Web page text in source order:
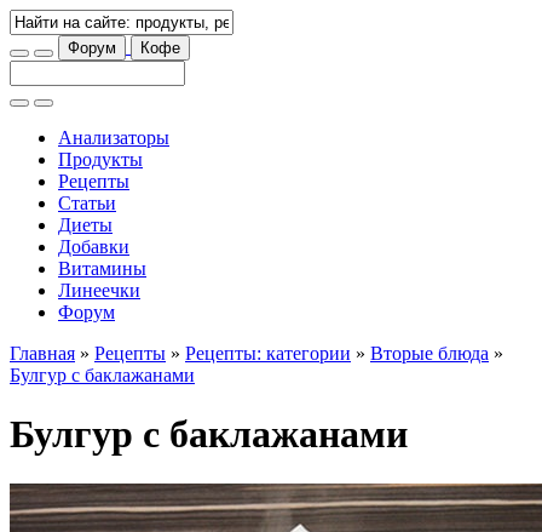
Форум Кофе
Анализаторы
Продукты
Рецепты
Статьи
Диеты
Добавки
Витамины
Линеечки
Форум
Главная » Рецепты » Рецепты: категории » Вторые блюда »
Булгур с баклажанами
Булгур с баклажанами